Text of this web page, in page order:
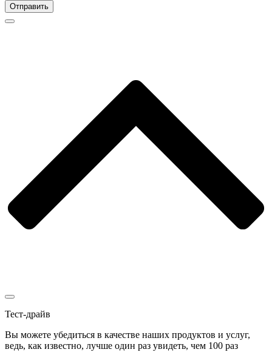
Отправить
Тест-драйв
Вы можете убедиться в качестве наших продуктов и услуг,
ведь, как известно, лучше один раз увидеть, чем 100 раз